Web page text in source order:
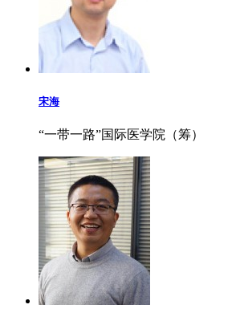
宋海
“一带一路”国际医学院（筹）